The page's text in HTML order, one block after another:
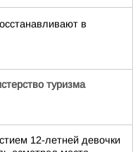
в
туризма
12-летней девочки